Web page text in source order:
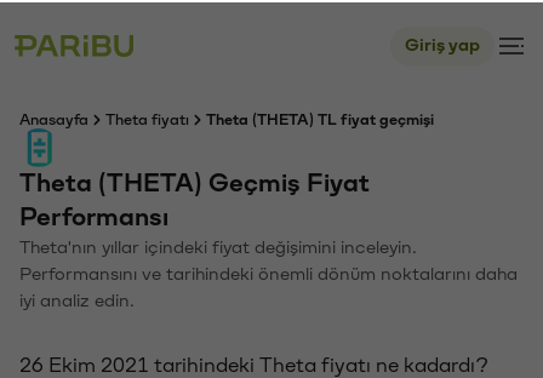
Giriş yap
Anasayfa Theta fiyatı Theta (THETA) TL fiyat geçmişi
Theta (THETA) Geçmiş Fiyat
Performansı
Theta'nın yıllar içindeki fiyat değişimini inceleyin.
Performansını ve tarihindeki önemli dönüm noktalarını daha
iyi analiz edin.
26 Ekim 2021 tarihindeki Theta fiyatı ne kadardı?